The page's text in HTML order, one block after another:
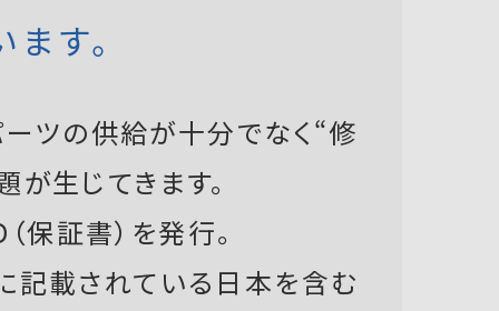
す。
ツの供給が十分でなく“修
生じてきます。
保証書）を発行。
記載されている日本を含む